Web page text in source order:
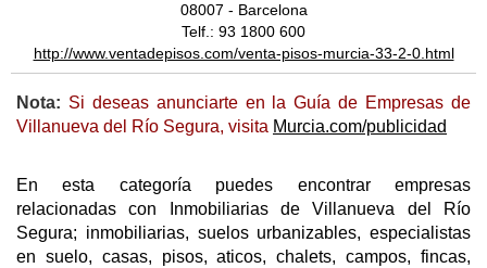
08007 - Barcelona
Telf.: 93 1800 600
http://www.ventadepisos.com/venta-pisos-murcia-33-2-0.html
Nota: Si deseas anunciarte en la Guía de Empresas de
Villanueva del Río Segura, visita Murcia.com/publicidad
En esta categoría puedes encontrar empresas
relacionadas con Inmobiliarias de Villanueva del Río
Segura; inmobiliarias, suelos urbanizables, especialistas
en suelo, casas, pisos, aticos, chalets, campos, fincas,